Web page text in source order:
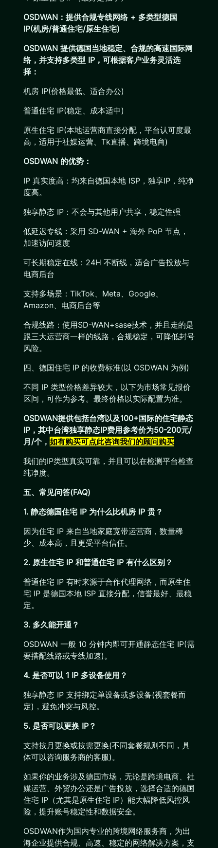
OSDWAN：提供合规专线网络 + 多类型德国
IP(机房/普通住宅/原生住宅)
OSDWAN 提供德国当地稳定、合规的高速国际网
络，并支持多类型 IP，可根据客户业务灵活选
择：
机房 IP(价格最低、适合办公)
普通住宅 IP(稳定、成本适中)
原生住宅 IP(本地运营商直接分配，平台认可度最
高，适用于社媒运营、Tk直播、跨境电商)
OSDWAN 的优势：
IP 真实度高：均来自德国本地 ISP，独享IP，纯净
度高。
独享静态 IP：不会与其他用户共享，稳定性强
低延迟专线：采用 SD-WAN + 海外 PoP 节点，
加速访问速度
可长期稳定在线：24H 不断线，适合广告投放与
电商后台
支持多场景：TikTok、Meta、Google、
Amazon、电商后台等
合规线路：使用SD-WAN+sase技术，并且走的是
跟三大运营商一样的线路，合规稳定，可降低封号
风险。
四、德国住宅 IP 的收费标准(以 OSDWAN 为例)
不同 IP 类型价格差异较大，以下为市场常见报价
区间，可作为参考。最终价格以实际配置为准。
OSDWAN提供包括台湾以及100+国际的住宅静态
IP，其中台湾独享静态IP费用参考价为50-200元/
月/个， 如有购买可点此咨询我们的顾问购买
我们的IP类型真实可靠，并且可以在检测平台检查
纯净度。
五、常见问答(FAQ)
1. 静态德国住宅 IP 为什么比机房 IP 贵？
因为住宅 IP 来自当地家庭宽带运营商，数量稀
少、成本高，且更受平台信任。
2. 原生住宅 IP 和普通住宅 IP 有什么区别？
普通住宅 IP 有时来源于合作代理网络，而原生住
宅 IP 是德国本地 ISP 直接分配，信誉最好、最稳
定。
3. 多久能开通？
OSDWAN 一般 10 分钟内即可开通静态住宅 IP(需
要搭配线路或专线加速)。
4. 是否可以 1 IP 多设备使用？
独享静态 IP 支持绑定单设备或多设备(视套餐而
定)，避免冲突与风控。
5. 是否可以更换 IP？
支持按月更换或按需更换(不同套餐规则不同，具
体可以咨询服务商的客服)。
如果你的业务涉及德国市场，无论是跨境电商、社
媒运营、外贸办公还是广告投放，选择合适的德国
住宅 IP（尤其是原生住宅 IP）能大幅降低风控风
险，提升账号稳定性和数据安全。
OSDWAN作为国内专业的跨境网络服务商，为出
海企业提供合规、高速、稳定的网络解决方案，支